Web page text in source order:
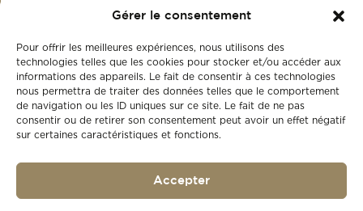
Gérer le consentement
Pour offrir les meilleures expériences, nous utilisons des
technologies telles que les cookies pour stocker et/ou accéder aux
informations des appareils. Le fait de consentir à ces technologies
nous permettra de traiter des données telles que le comportement
de navigation ou les ID uniques sur ce site. Le fait de ne pas
consentir ou de retirer son consentement peut avoir un effet négatif
sur certaines caractéristiques et fonctions.
Accepter
New
Second-hand
Our history
Gift card
+41 21 925 50 50